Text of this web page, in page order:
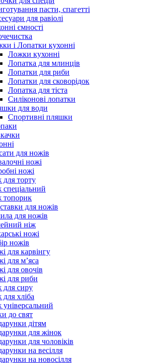
пасти, спагетті
для равіолі
ємності
і Лопатки кухонні
Ложки кухонні
Лопатка для млинців
Лопатки для риби
Лопатки для сковорідок
Лопатка для тіста
Силіконові лопатки
для води
Спортивні пляшки
для ножів
ножі
ножі
для торту
спеціальний
топорик
для ножів
для ножів
ніж
ножі
ножів
для карвінгу
для м’яса
для овочів
для риби
для сиру
хліба
універсальний
до свят
дітям
для жінок
для чоловіків
на весілля
на новосілля